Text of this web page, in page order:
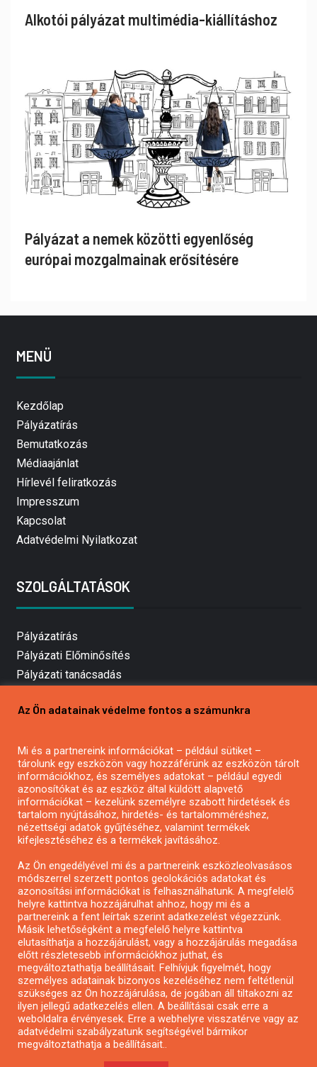
Alkotói pályázat multimédia-kiállításhoz
Pályázat a nemek közötti egyenlőség
európai mozgalmainak erősítésére
MENÜ
Kezdőlap
Pályázatírás
Bemutatkozás
Médiaajánlat
Hírlevél feliratkozás
Impresszum
Kapcsolat
Adatvédelmi Nyilatkozat
SZOLGÁLTATÁSOK
Pályázatírás
Pályázati Előminősítés
Pályázati tanácsadás
Mezőgazdasági pályázatírás
Pályázatírás civil szervezeteknek
Pályázatírás önkormányzatoknak
Pályázatfigyelés
Specifikus pályázatfigyelés vagy hírlevél
Pályázatok magánszemélyeknek
Pályázatok civil szervezeteknek
Pályázatok vállalkozásoknak
Önkormányzati pályázatok
Mezőgazdasági pályázatok
Falusi turizmus pályázatok
Napelem pályázatok
GINOP pályázatok
Az Ön adatainak védelme fontos a számunkra
Mi és a partnereink információkat – például sütiket –
tárolunk egy eszközön vagy hozzáférünk az eszközön tárolt
információkhoz, és személyes adatokat – például egyedi
azonosítókat és az eszköz által küldött alapvető
információkat – kezelünk személyre szabott hirdetések és
tartalom nyújtásához, hirdetés- és tartalomméréshez,
nézettségi adatok gyűjtéséhez, valamint termékek
kifejlesztéséhez és a termékek javításához.
Az Ön engedélyével mi és a partnereink eszközleolvasásos
módszerrel szerzett pontos geolokációs adatokat és
azonosítási információkat is felhasználhatunk. A megfelelő
helyre kattintva hozzájárulhat ahhoz, hogy mi és a
partnereink a fent leírtak szerint adatkezelést végezzünk.
Másik lehetőségként a megfelelő helyre kattintva
elutasíthatja a hozzájárulást, vagy a hozzájárulás megadása
előtt részletesebb információkhoz juthat, és
megváltoztathatja beállításait. Felhívjuk figyelmét, hogy
személyes adatainak bizonyos kezeléséhez nem feltétlenül
szükséges az Ön hozzájárulása, de jogában áll tiltakozni az
ilyen jellegű adatkezelés ellen. A beállításai csak erre a
weboldalra érvényesek. Erre a webhelyre visszatérve vagy az
adatvédelmi szabályzatunk segítségével bármikor
megváltoztathatja a beállításait..